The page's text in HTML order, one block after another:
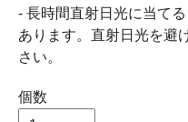
- 長時間直射日光に当て
あります。直射日光を避
さい。
個数